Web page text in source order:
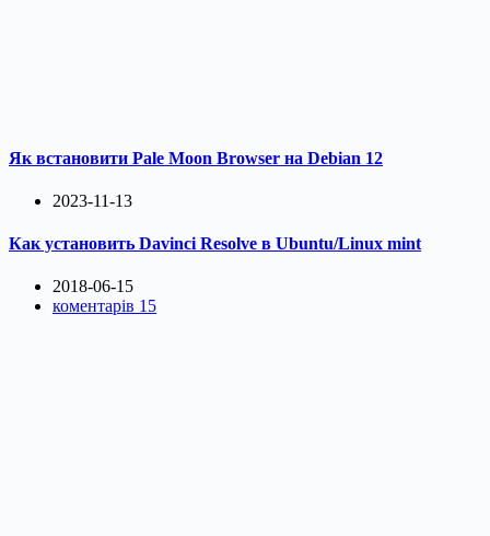
Як встановити Pale Moon Browser на Debian 12
2023-11-13
Как установить Davinci Resolve в Ubuntu/Linux mint
2018-06-15
коментарів 15